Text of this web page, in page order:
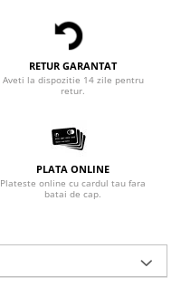
RETUR GARANTAT
Aveti la dispozitie 14 zile pentru
retur.
PLATA ONLINE
Plateste online cu cardul tau fara
batai de cap.